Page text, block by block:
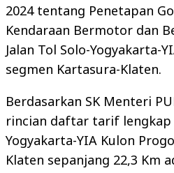
2024 tentang Penetapan
Kendaraan Bermotor dan
Jalan Tol Solo-Yogyakarta-
segmen Kartasura-Klaten.
Berdasarkan SK Menteri
rincian daftar tarif lengkap
Yogyakarta-YIA Kulon
Klaten sepanjang 22,3 Km